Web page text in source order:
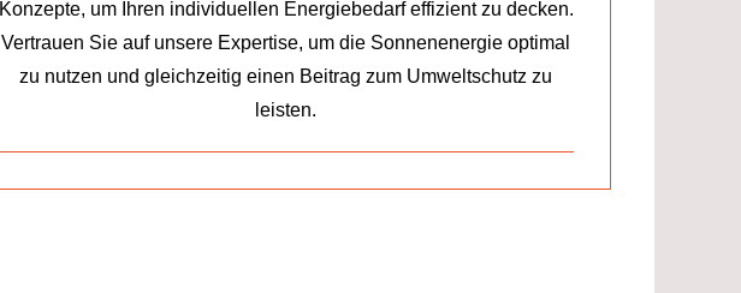
Konzepte, um Ihren individuellen Energiebedarf effizient zu decken.
Vertrauen Sie auf unsere Expertise, um die Sonnenenergie optimal
zu nutzen und gleichzeitig einen Beitrag zum Umweltschutz zu
leisten.